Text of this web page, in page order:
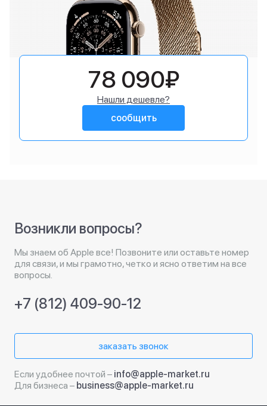
78 090₽
Нашли дешевле?
сообщить
Возникли вопросы?
Мы знаем об Apple все! Позвоните или оставьте номер
для связи, и мы грамотно, четко и ясно ответим на все
вопросы.
+7 (812) 409-90-12
заказать звонок
Если удобнее почтой – info@apple-market.ru
Для бизнеса – business@apple-market.ru